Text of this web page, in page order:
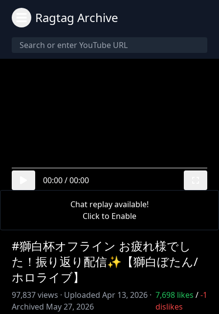
Ragtag Archive
00:00/00:00
Chat replay available!
Click to Enable
#獅白杯オフライン お疲れ様でし
た！振り返り配信✨【獅白ぼたん/
ホロライブ】
97,837views · Uploaded Apr 13, 2026 ·
Archived May 27, 2026
7,698likes / -1
dislikes